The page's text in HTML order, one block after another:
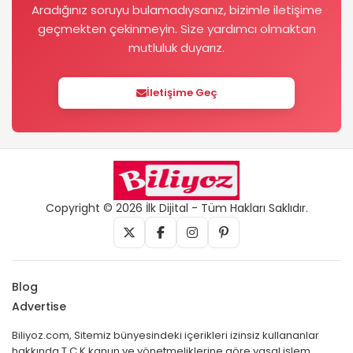
Dosya İndir
Aradığınız soruyu bulamadıysanız, bizimle iletişime
geçmekten çekinmeyin. Size yardımcı olmaktan
mutluluk duyarız.
İletişime Geç
Copyright © 2026 İlk Dijital - Tüm Hakları Saklıdır.
Blog
Advertise
Biliyoz.com, Sitemiz bünyesindeki içerikleri izinsiz kullananlar